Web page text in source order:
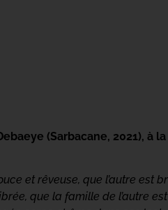
(Sarbacane, 2021), à
et rêveuse, que l’autre est
que la famille de l’autre